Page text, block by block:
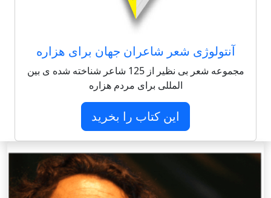
آنتولوژی شعر شاعران جهان برای هزاره
مجموعه شعر بی نظیر از 125 شاعر شناخته شده ی بین
المللی برای مردم هزاره
این کتاب را بخرید